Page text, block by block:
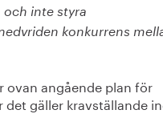
och inte styra
konkurrens
ovan angående plan för
gäller kravställande